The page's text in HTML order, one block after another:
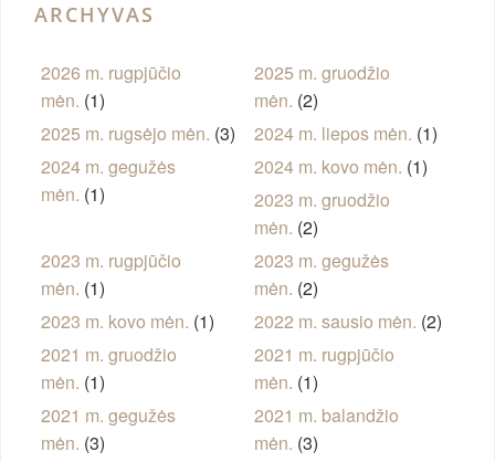
ARCHYVAS
2026 m. rugpjūčio
mėn. (1)
2025 m. gruodžio
mėn. (2)
2025 m. rugsėjo mėn. (3) 2024 m. liepos mėn. (1)
2024 m. gegužės
mėn. (1)
2024 m. kovo mėn. (1)
2023 m. gruodžio
mėn. (2)
2023 m. rugpjūčio
mėn. (1)
2023 m. gegužės
mėn. (2)
2023 m. kovo mėn. (1) 2022 m. sausio mėn. (2)
2021 m. gruodžio
mėn. (1)
2021 m. rugpjūčio
mėn. (1)
2021 m. gegužės
mėn. (3)
2021 m. balandžio
mėn. (3)